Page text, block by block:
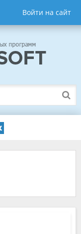
Войти на сайт